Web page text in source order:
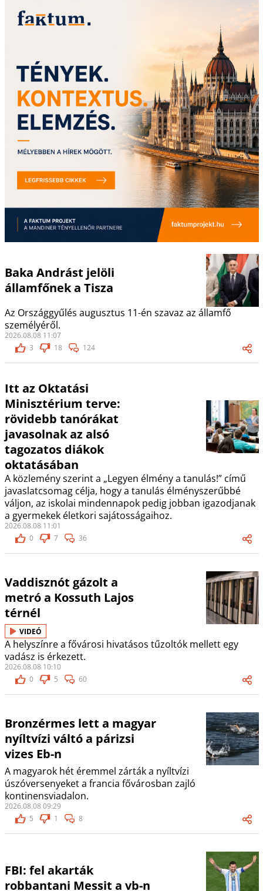
Baka Andrást jelöli
államfőnek a Tisza
Az Országgyűlés augusztus 11-én szavaz az államfő
személyéről.
2026.08.08 11:07
3
18 124
Itt az Oktatási
Minisztérium terve:
rövidebb tanórákat
javasolnak az alsó
tagozatos diákok
oktatásában
A közlemény szerint a „Legyen élmény a tanulás!” című
javaslatcsomag célja, hogy a tanulás élményszerűbbé
váljon, az iskolai mindennapok pedig jobban igazodjanak
a gyermekek életkori sajátosságaihoz.
2026.08.08 11:01
0
7 36
Vaddisznót gázolt a
metró a Kossuth Lajos
térnél
VIDEÓ
A helyszínre a fővárosi hivatásos tűzoltók mellett egy
vadász is érkezett.
2026.08.08 10:10
0
5 60
Bronzérmes lett a magyar
nyíltvízi váltó a párizsi
vizes Eb-n
A magyarok hét éremmel zárták a nyíltvízi
úszóversenyeket a francia fővárosban zajló
kontinensviadalon.
2026.08.08 09:29
5
1 8
FBI: fel akarták
robbantani Messit a vb-n